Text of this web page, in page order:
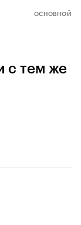
ОСНОВНОЙ
с тем же